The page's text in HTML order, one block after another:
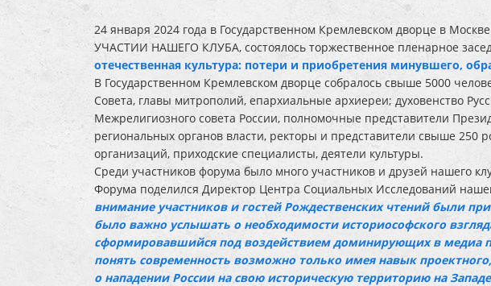
24 января 2024 года в Государственном Кремлевском дворце в
УЧАСТИИ НАШЕГО КЛУБА, состоялось торжественное пленарное
отечественная культура: потери и приобретения минувшего,
В Государственном Кремлевском дворце собралось свыше 5000
Совета, главы митрополий, епархиальные архиереи; духовенство
Межрелигиозного совета России, полномочные представители
региональных органов власти, ректоры и представители свыше 250
организаций, приходские специалисты, деятели культуры.
Среди участников форума было много участников и друзей нашего
Форума поделился Директор Центра Социальных Исследований
внимание участников и гостей Рождественских чтений были
было важно услышать о необходимости историософского
сформировавшийся под воздействием доминирующих в медиа
понять современность возможно только имея навык
о нападении России на свою историческую территорию на